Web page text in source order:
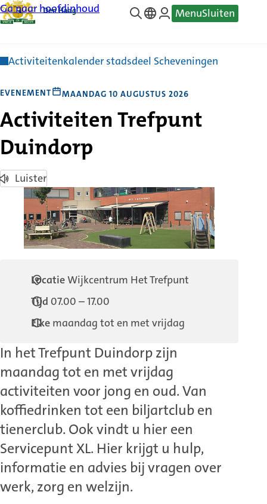
Ga naar hoofdinhoud
—
MenuSluiten
Activiteitenkalender stadsdeel Scheveningen
EVENEMENT MAANDAG 10 AUGUSTUS 2026
Activiteiten Trefpunt
Duindorp
Luister
LocatieWijkcentrum Het Trefpunt
Tijd 07.00 – 17.00
Elke maandag tot en met vrijdag
In het Trefpunt Duindorp zijn
maandag tot en met vrijdag
activiteiten voor jong en oud. Van
koffiedrinken tot een biljartclub en
tienerclub. Ook vindt u hier een
Servicepunt XL. Hier krijgt u hulp,
informatie en advies bij vragen over
werk, zorg en welzijn.